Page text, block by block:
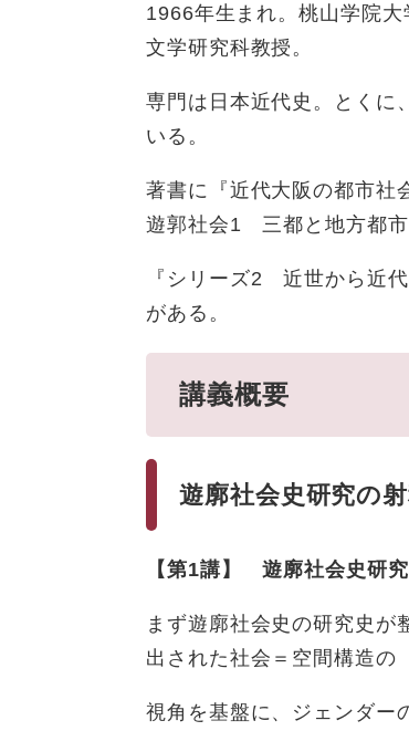
1966年生まれ。桃山学院
文学研究科教授。
専門は日本近代史。とくに
いる。
著書に『近代大阪の都市社
遊郭社会1 三都と地方都市
『シリーズ2 近世から近
がある。
講義概要
遊廓社会史研究の
【第1講】 遊廓社会史研
まず遊廓社会史の研究史が
出された社会＝空間構造の
視角を基盤に、ジェンダー